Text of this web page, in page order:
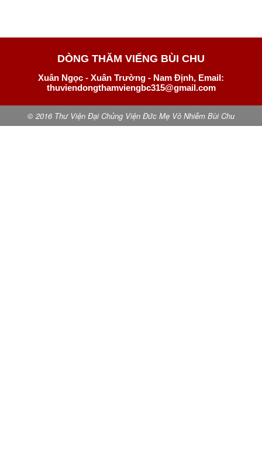
DÒNG THĂM VIẾNG BÙI CHU
Xuân Ngọc - Xuân Trường - Nam Định, Email:
thuviendongthamviengbc315@gmail.com
© 2016 Thư Viện Đại Chủng Viện Đức Mẹ Vô Nhiễm Bùi Chu